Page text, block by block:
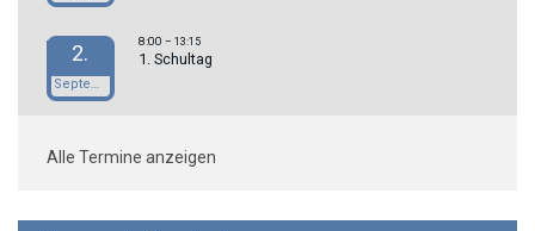
2.
September
8:00– 13:15
1. Schultag
Alle Termine anzeigen